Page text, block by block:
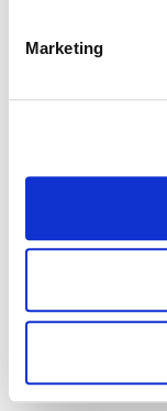
Marketing